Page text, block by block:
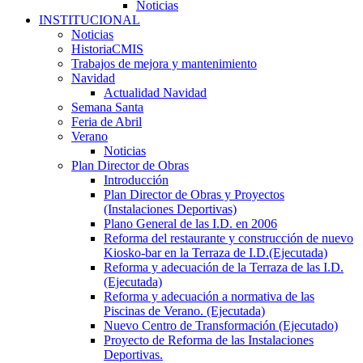
Noticias
INSTITUCIONAL
Noticias
HistoriaCMIS
Trabajos de mejora y mantenimiento
Navidad
Actualidad Navidad
Semana Santa
Feria de Abril
Verano
Noticias
Plan Director de Obras
Introducción
Plan Director de Obras y Proyectos
(Instalaciones Deportivas)
Plano General de las I.D. en 2006
Reforma del restaurante y construcción de nuevo
Kiosko-bar en la Terraza de I.D.(Ejecutada)
Reforma y adecuación de la Terraza de las I.D.
(Ejecutada)
Reforma y adecuación a normativa de las
Piscinas de Verano. (Ejecutada)
Nuevo Centro de Transformación (Ejecutado)
Proyecto de Reforma de las Instalaciones
Deportivas.